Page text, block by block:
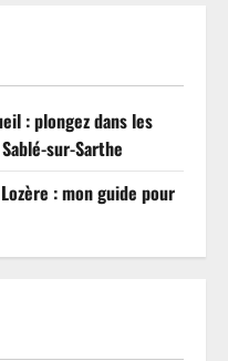
: plongez dans les
sur-Sarthe
: mon guide pour